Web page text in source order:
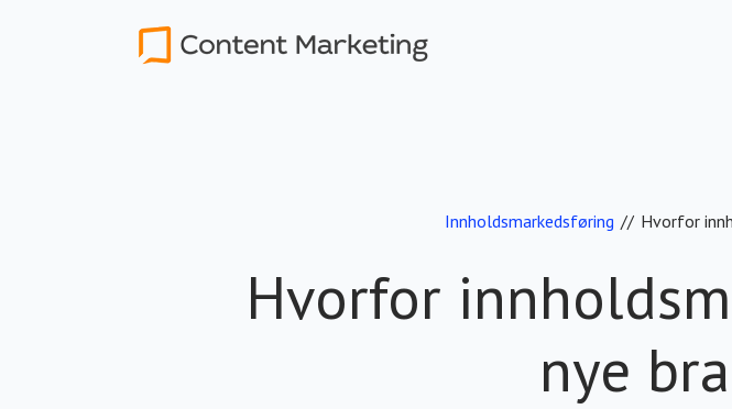
Innholdsmarkedsføring // Hvorfor
Hvorfor
nye